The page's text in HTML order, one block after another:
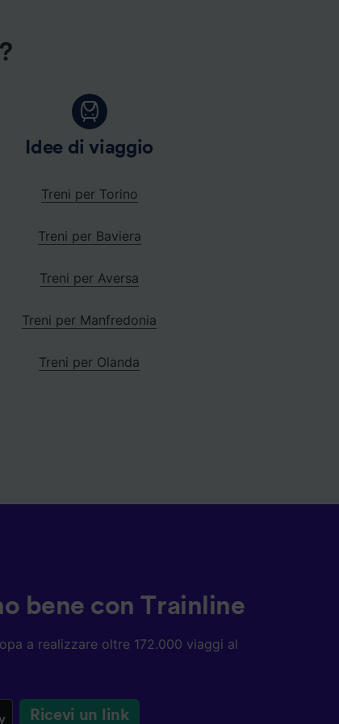
Idee di viaggio
Treni per Torino
Treni per Baviera
Treni per Aversa
Treni per Manfredonia
Treni per Olanda
bene con Trainline
a realizzare oltre 172.000 viaggi al
Ricevi un link